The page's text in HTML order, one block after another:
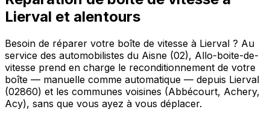
Lierval et alentours
Besoin de réparer votre boîte de vitesse à Lierval ? Au
service des automobilistes du Aisne (02), Allo-boite-de-
vitesse prend en charge le reconditionnement de votre
boîte — manuelle comme automatique — depuis Lierval
(02860) et les communes voisines (Abbécourt, Achery,
Acy), sans que vous ayez à vous déplacer.